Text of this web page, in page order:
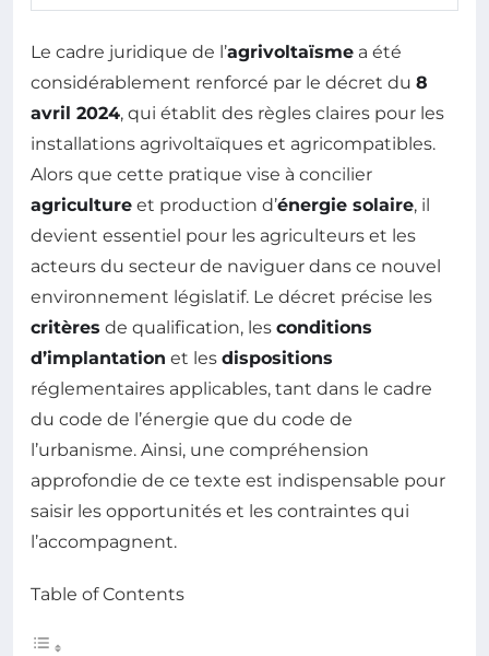
Le cadre juridique de l’agrivoltaïsme a été
considérablement renforcé par le décret du 8
avril 2024, qui établit des règles claires pour les
installations agrivoltaïques et agricompatibles.
Alors que cette pratique vise à concilier
agriculture et production d’énergie solaire, il
devient essentiel pour les agriculteurs et les
acteurs du secteur de naviguer dans ce nouvel
environnement législatif. Le décret précise les
critères de qualification, les conditions
d’implantation et les dispositions
réglementaires applicables, tant dans le cadre
du code de l’énergie que du code de
l’urbanisme. Ainsi, une compréhension
approfondie de ce texte est indispensable pour
saisir les opportunités et les contraintes qui
l’accompagnent.
Table of Contents